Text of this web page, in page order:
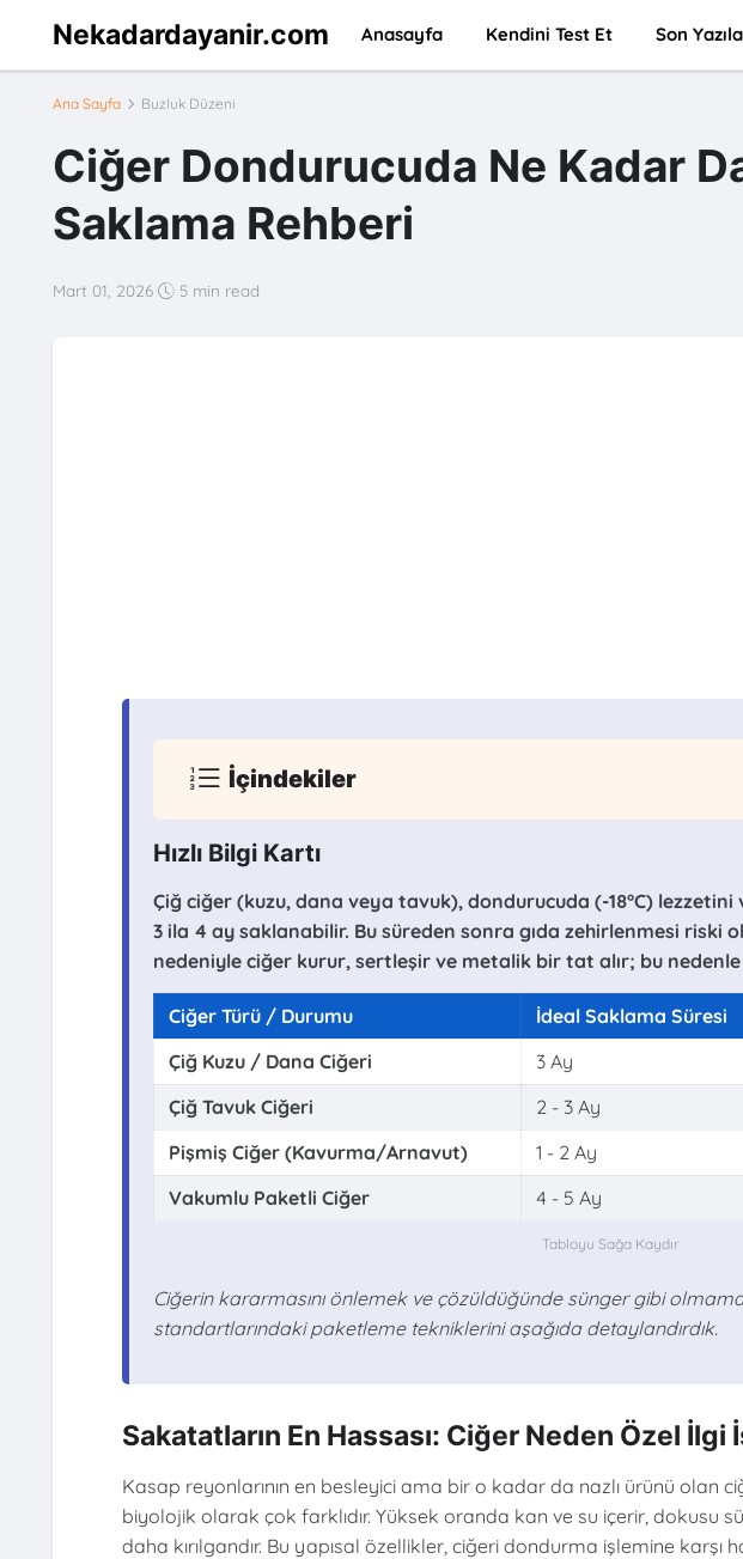
Nekadardayanir.com Anasayfa Kendini Test Et Son
Ana Sayfa Buzluk Düzeni
Ciğer Dondurucuda Ne Kadar
Saklama Rehberi
Mart 01, 2026 5 min read
İçindekiler
Hızlı Bilgi Kartı
Çiğ ciğer (kuzu, dana veya tavuk), dondurucuda (-18°C)
3 ila 4 ay saklanabilir. Bu süreden sonra gıda zehirlenmesi riski
nedeniyle ciğer kurur, sertleşir ve metalik bir tat alır; bu
Ciğer Türü / Durumu İdeal Saklama Süresi
Çiğ Kuzu / Dana Ciğeri
3 Ay
Çiğ Tavuk Ciğeri
2 - 3 Ay
Pişmiş Ciğer (Kavurma/Arnavut)
1 - 2 Ay
Vakumlu Paketli Ciğer
4 - 5 Ay
Ciğerin kararmasını önlemek ve çözüldüğünde sünger gibi
standartlarındaki paketleme tekniklerini aşağıda detaylandırdık.
Sakatatların En Hassası: Ciğer Neden Özel İlgi
Kasap reyonlarının en besleyici ama bir o kadar da nazlı ürünü olan
biyolojik olarak çok farklıdır. Yüksek oranda kan ve su içerir, dokusu
daha kırılgandır. Bu yapısal özellikler, ciğeri dondurma işlemine karşı